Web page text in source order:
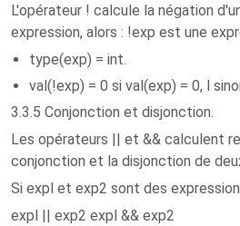
L'opérateur ! calcule la négation
expression, alors : !exp est une
type(exp) = int.
val(!exp) = 0 si val(exp) = 0, l
3.3.5 Conjonction et disjonction.
Les opérateurs || et && calculent
conjonction et la disjonction de
Si expl et exp2 sont des
expl || exp2 expl && exp2